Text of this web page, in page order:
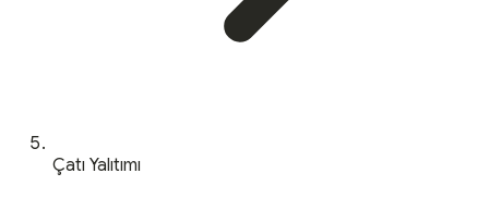
Çatı Yalıtımı